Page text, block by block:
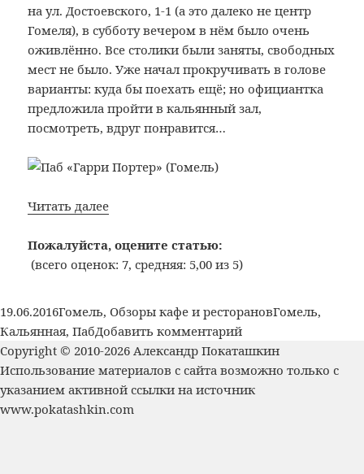
на ул. Достоевского, 1-1 (а это далеко не центр
Гомеля), в субботу вечером в нём было очень
оживлённо. Все столики были заняты, свободных
мест не было. Уже начал прокручивать в голове
варианты: куда бы поехать ещё; но официантка
предложила пройти в кальянный зал,
посмотреть, вдруг понравится…
Читать далееBon
№315:
Паб
(Гомель)
Пожалуйста, оцените статью:
(всего оценок: 7, средняя: 5,00 из 5)
Опубликовано
19.06.2016Рубрики
Гомель, Обзоры кафе и ресторановМетки
Гомель,
Кальянная, ПабДобавить комментарийк
записи
Bon
Appetit:
Copyright © 2010-2026 Александр Покаташкин
Использование материалов с сайта возможно только с
указанием активной ссылки на источник
www.pokatashkin.com